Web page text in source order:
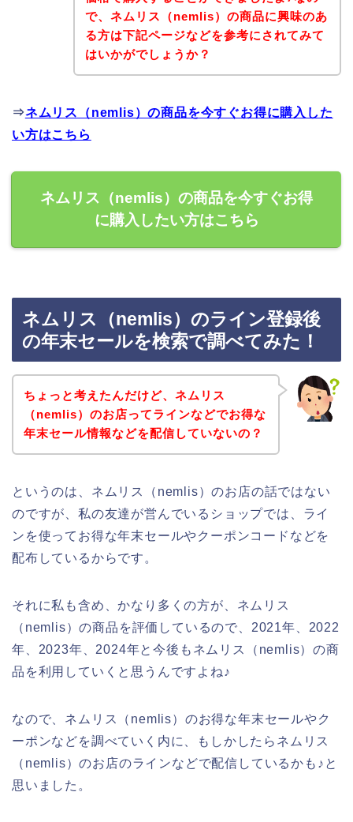
で、ネムリス（nemlis）の商品に興味のあ
る方は下記ページなどを参考にされてみて
はいかがでしょうか？
⇒ネムリス（nemlis）の商品を今すぐお得に購入した
い方はこちら
ネムリス（nemlis）の商品を今すぐお得
に購入したい方はこちら
ネムリス（nemlis）のライン登録後
の年末セールを検索で調べてみた！
ちょっと考えたんだけど、ネムリス
（nemlis）のお店ってラインなどでお得な
年末セール情報などを配信していないの？
というのは、ネムリス（nemlis）のお店の話ではない
のですが、私の友達が営んでいるショップでは、ライ
ンを使ってお得な年末セールやクーポンコードなどを
配布しているからです。
それに私も含め、かなり多くの方が、ネムリス
（nemlis）の商品を評価しているので、2021年、2022
年、2023年、2024年と今後もネムリス（nemlis）の商
品を利用していくと思うんですよね♪
なので、ネムリス（nemlis）のお得な年末セールやク
ーポンなどを調べていく内に、もしかしたらネムリス
（nemlis）のお店のラインなどで配信しているかも♪と
思いました。